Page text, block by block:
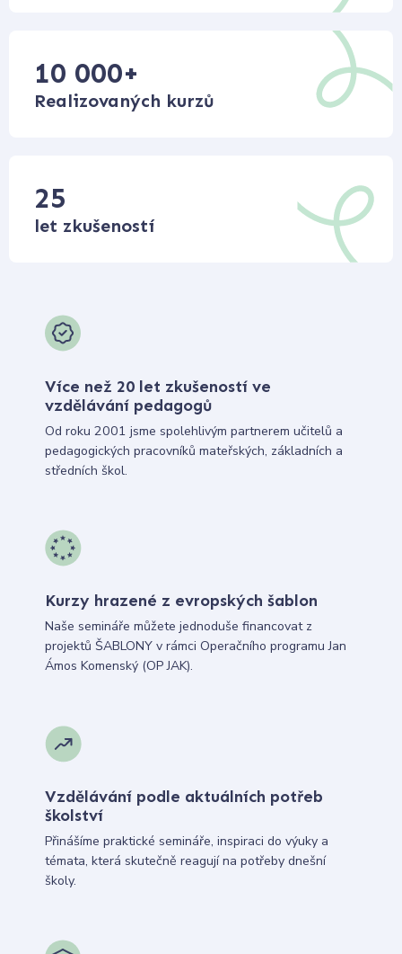
10 000+
Realizovaných kurzů
25
let zkušeností
Více než 20 let zkušeností ve
vzdělávání pedagogů
Od roku 2001 jsme spolehlivým partnerem učitelů a
pedagogických pracovníků mateřských, základních a
středních škol.
Kurzy hrazené z evropských šablon
Naše semináře můžete jednoduše financovat z
projektů ŠABLONY v rámci Operačního programu Jan
Ámos Komenský (OP JAK).
Vzdělávání podle aktuálních potřeb
školství
Přinášíme praktické semináře, inspiraci do výuky a
témata, která skutečně reagují na potřeby dnešní
školy.